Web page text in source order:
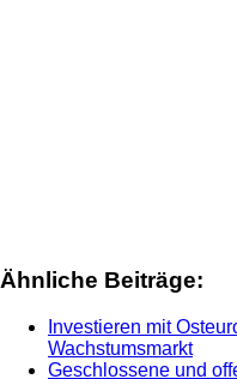
Ähnliche Beiträge:
Investieren mit
Wachstumsmarkt
Geschlossene und